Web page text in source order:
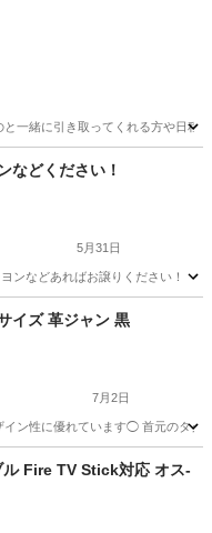
一緒に引き取ってくれる方や日程
などください！
5月31日
ンなどあればお譲りください！
/ください
イズ 革ジャン 黒
7月2日
ン性に優れています◯ 首元のタ
Fire TV Stick対応 オス-